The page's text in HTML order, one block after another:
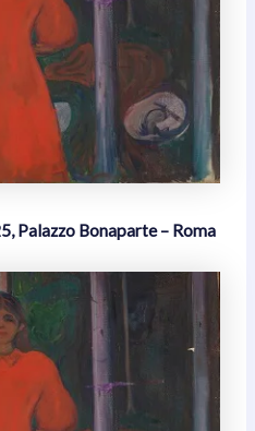
Palazzo Bonaparte – Roma